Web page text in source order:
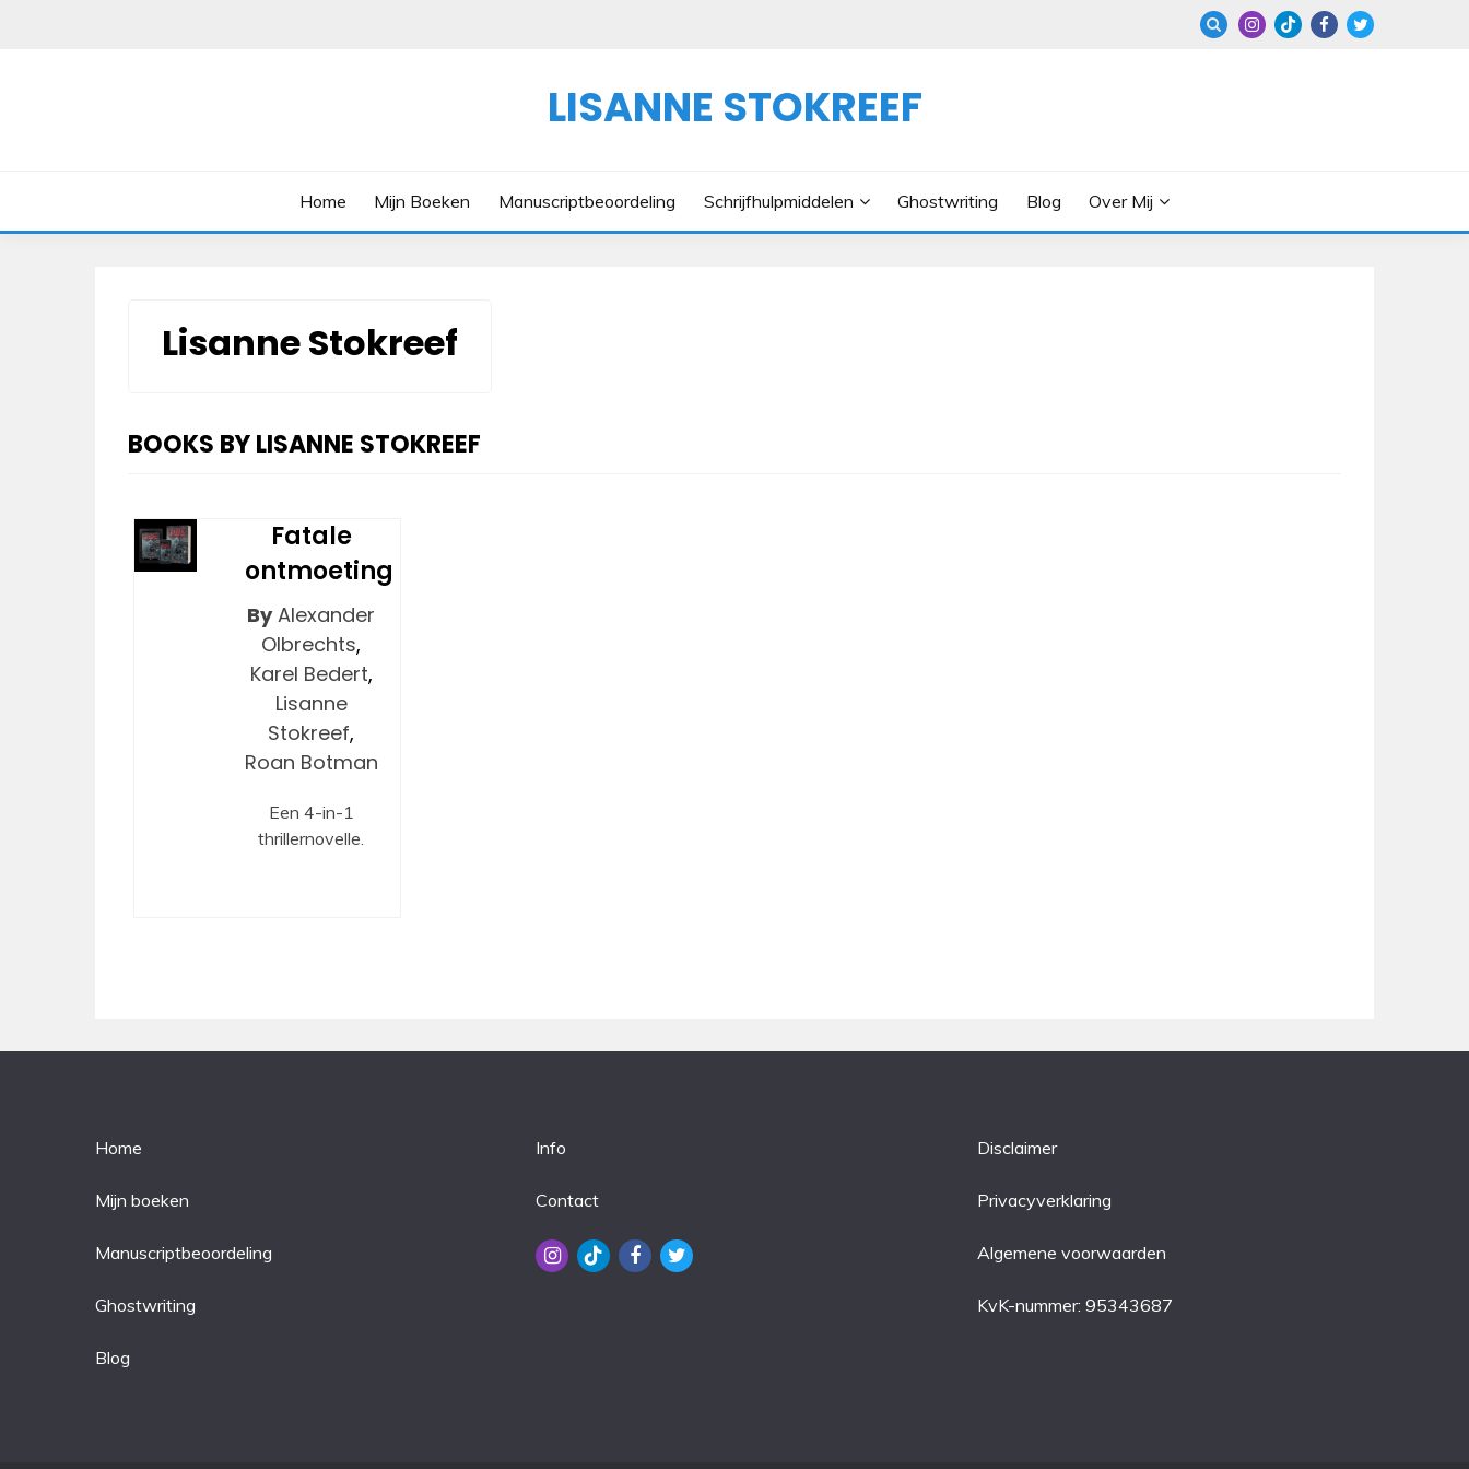
LISANNE STOKREEF
Home Mijn Boeken Manuscriptbeoordeling Schrijfhulpmiddelen Ghostwriting Blog Over Mij
Lisanne Stokreef
BOOKS BY LISANNE STOKREEF
Fatale
ontmoeting
By Alexander
Olbrechts,
Karel Bedert,
Lisanne
Stokreef,
Roan Botman
Een 4-in-1
thrillernovelle.
Home
Mijn boeken
Manuscriptbeoordeling
Ghostwriting
Blog
Info
Contact
Disclaimer
Privacyverklaring
Algemene voorwaarden
KvK-nummer: 95343687